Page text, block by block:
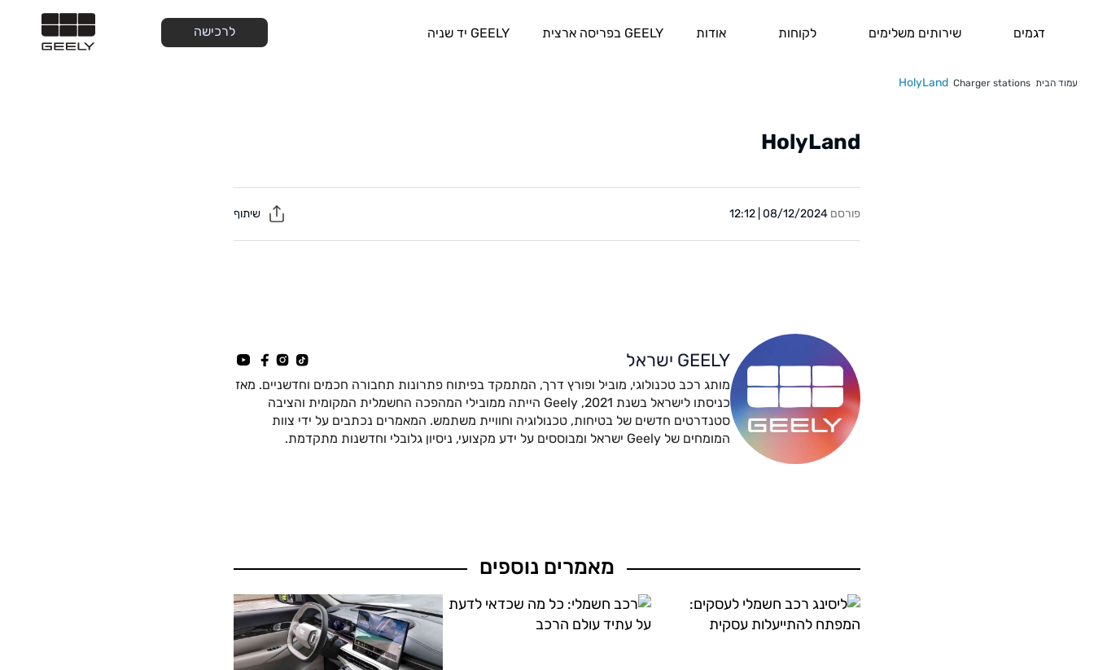
דגמים שירותים משלימים לקוחות אודות GEELY בפריסה ארצית GEELY יד שניה לרכישה
עמוד הבית Charger stations
HolyLand
HolyLand
פורסם 08/12/2024 | 12:12
GEELY ישראל
מותג רכב טכנולוגי, מוביל ופורץ דרך, המתמקד בפיתוח פתרונות תחבורה חכמים וחדשניים. מאז
כניסתו לישראל בשנת 2021, Geely הייתה ממובילי המהפכה החשמלית המקומית והציבה
סטנדרטים חדשים של בטיחות, טכנולוגיה וחוויית משתמש. המאמרים נכתבים על ידי צוות
המומחים של Geely ישראל ומבוססים על ידע מקצועי, ניסיון גלובלי וחדשנות מתקדמת.
מאמרים נוספים